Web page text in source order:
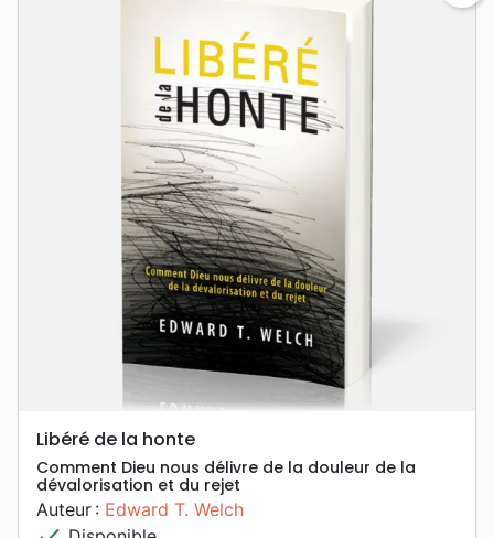
Libéré de la honte
Comment Dieu nous délivre de la douleur de la
dévalorisation et du rejet
Auteur : Edward T. Welch